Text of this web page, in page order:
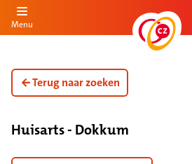
de inhoud
Menu
Terug naar zoeken
Huisarts - Dokkum
Zorgdiensten verborgen